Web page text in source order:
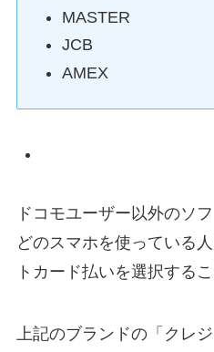
MASTER
JCB
AMEX
ドコモユーザー以外のソ
どのスマホを使っている
トカード払いを選択する
上記のブランドの「クレ